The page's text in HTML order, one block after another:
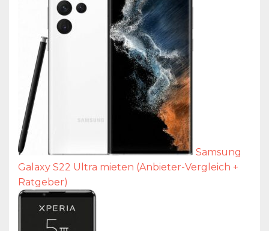
Samsung
Galaxy S22 Ultra mieten (Anbieter-Vergleich +
Ratgeber)